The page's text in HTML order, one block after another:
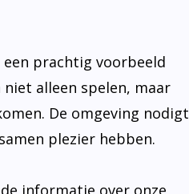
prachtig voorbeeld
alleen spelen, maar
De omgeving nodigt
plezier hebben.
informatie over onze